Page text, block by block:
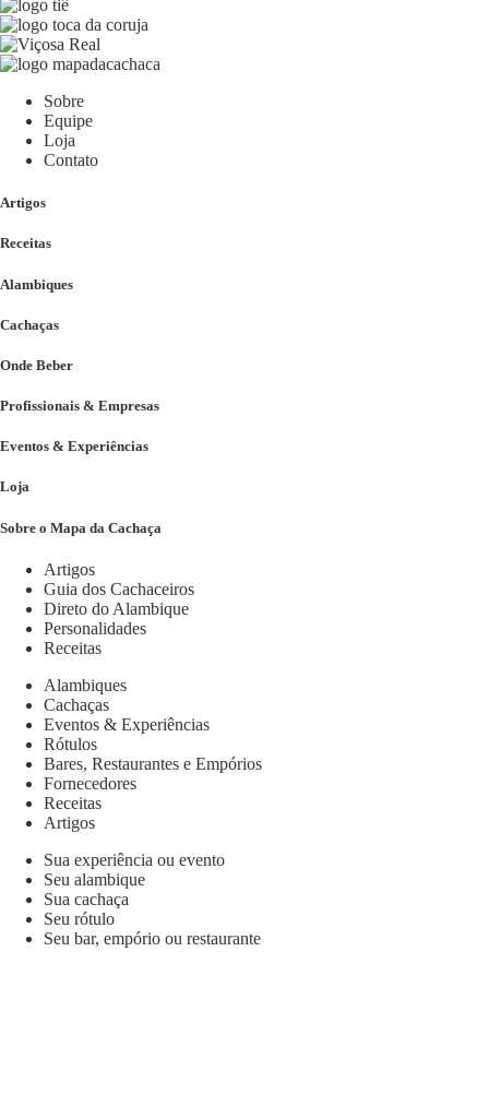
Sobre
Equipe
Loja
Contato
Artigos
Receitas
Alambiques
Cachaças
Onde Beber
Profissionais & Empresas
Eventos & Experiências
Loja
Sobre o Mapa da Cachaça
Artigos
Guia dos Cachaceiros
Direto do Alambique
Personalidades
Receitas
Alambiques
Cachaças
Eventos & Experiências
Rótulos
Bares, Restaurantes e Empórios
Fornecedores
Receitas
Artigos
Sua experiência ou evento
Seu alambique
Sua cachaça
Seu rótulo
Seu bar, empório ou restaurante